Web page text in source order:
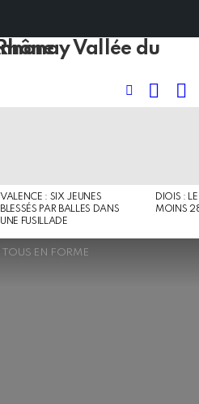
FOLLOW
VALENCE : SIX JEUNES
BLESSÉS PAR BALLES DANS
UNE FUSILLADE
DIOIS :
MOINS
TOUS EN FORME